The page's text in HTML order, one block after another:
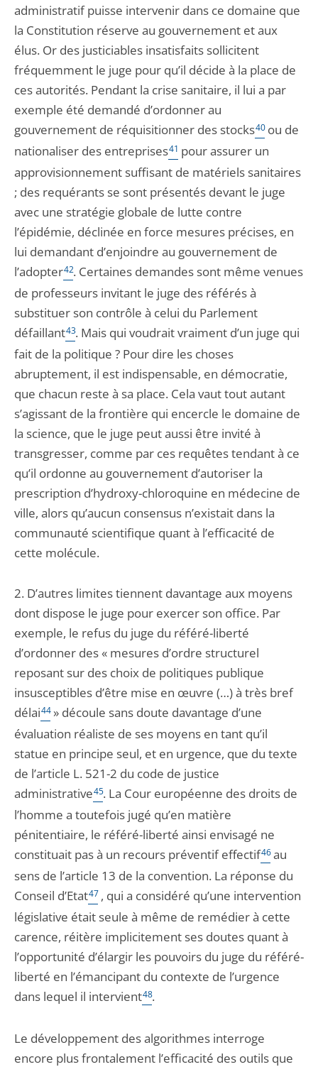
administratif puisse intervenir dans ce domaine que
la Constitution réserve au gouvernement et aux
élus. Or des justiciables insatisfaits sollicitent
fréquemment le juge pour qu’il décide à la place de
ces autorités. Pendant la crise sanitaire, il lui a par
exemple été demandé d’ordonner au
gouvernement de réquisitionner des stocks40ou de
nationaliser des entreprises41 pour assurer un
approvisionnement suffisant de matériels sanitaires
; des requérants se sont présentés devant le juge
avec une stratégie globale de lutte contre
l’épidémie, déclinée en force mesures précises, en
lui demandant d’enjoindre au gouvernement de
l’adopter42. Certaines demandes sont même venues
de professeurs invitant le juge des référés à
substituer son contrôle à celui du Parlement
défaillant43. Mais qui voudrait vraiment d’un juge qui
fait de la politique ? Pour dire les choses
abruptement, il est indispensable, en démocratie,
que chacun reste à sa place. Cela vaut tout autant
s’agissant de la frontière qui encercle le domaine de
la science, que le juge peut aussi être invité à
transgresser, comme par ces requêtes tendant à ce
qu’il ordonne au gouvernement d’autoriser la
prescription d’hydroxy-chloroquine en médecine de
ville, alors qu’aucun consensus n’existait dans la
communauté scientifique quant à l’efficacité de
cette molécule.
2. D’autres limites tiennent davantage aux moyens
dont dispose le juge pour exercer son office. Par
exemple, le refus du juge du référé-liberté
d’ordonner des « mesures d’ordre structurel
reposant sur des choix de politiques publique
insusceptibles d’être mise en œuvre (…) à très bref
délai44» découle sans doute davantage d’une
évaluation réaliste de ses moyens en tant qu’il
statue en principe seul, et en urgence, que du texte
de l’article L. 521-2 du code de justice
administrative45. La Cour européenne des droits de
l’homme a toutefois jugé qu’en matière
pénitentiaire, le référé-liberté ainsi envisagé ne
constituait pas à un recours préventif effectif46au
sens de l’article 13 de la convention. La réponse du
Conseil d’Etat47, qui a considéré qu’une intervention
législative était seule à même de remédier à cette
carence, réitère implicitement ses doutes quant à
l’opportunité d’élargir les pouvoirs du juge du référé-
liberté en l’émancipant du contexte de l’urgence
dans lequel il intervient48.
Le développement des algorithmes interroge
encore plus frontalement l’efficacité des outils que